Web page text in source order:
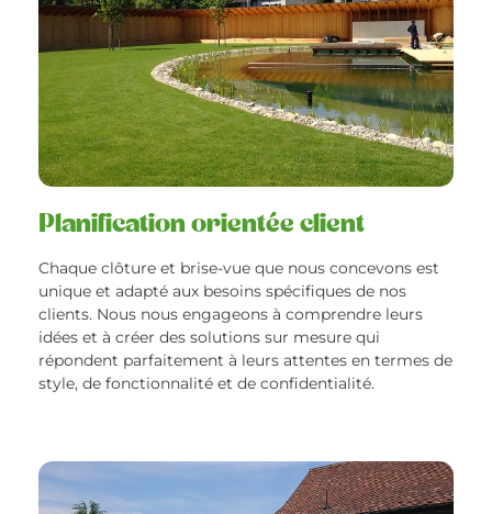
Planification orientée client
Chaque clôture et brise-vue que nous concevons est
unique et adapté aux besoins spécifiques de nos
clients. Nous nous engageons à comprendre leurs
idées et à créer des solutions sur mesure qui
répondent parfaitement à leurs attentes en termes de
style, de fonctionnalité et de confidentialité.